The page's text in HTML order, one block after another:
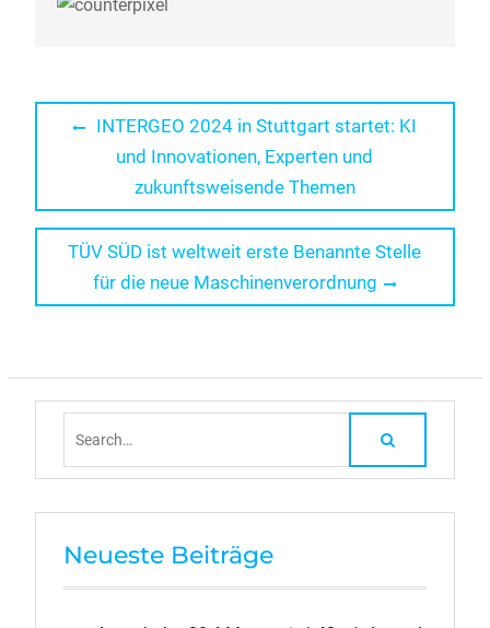
Beitragsnavigation
Previous
post:
INTERGEO 2024 in Stuttgart startet: KI
und Innovationen, Experten und
zukunftsweisende Themen
Next
post:
TÜV SÜD ist weltweit erste Benannte Stelle
für die neue Maschinenverordnung
Neueste Beiträge